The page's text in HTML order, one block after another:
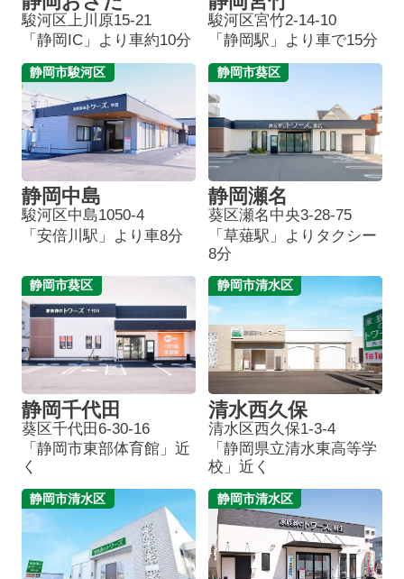
駿河区上川原15-21
「静岡IC」より車約10分
駿河区宮竹2-14-10
「静岡駅」より車で15分
静岡市駿河区
静岡中島
駿河区中島1050-4
「安倍川駅」より車8分
静岡市葵区
静岡瀬名
葵区瀬名中央3-28-75
「草薙駅」よりタクシー
8分
静岡市葵区
静岡千代田
葵区千代田6-30-16
「静岡市東部体育館」近
く
静岡市清水区
清水西久保
清水区西久保1-3-4
「静岡県立清水東高等学
校」近く
静岡市清水区 静岡市清水区